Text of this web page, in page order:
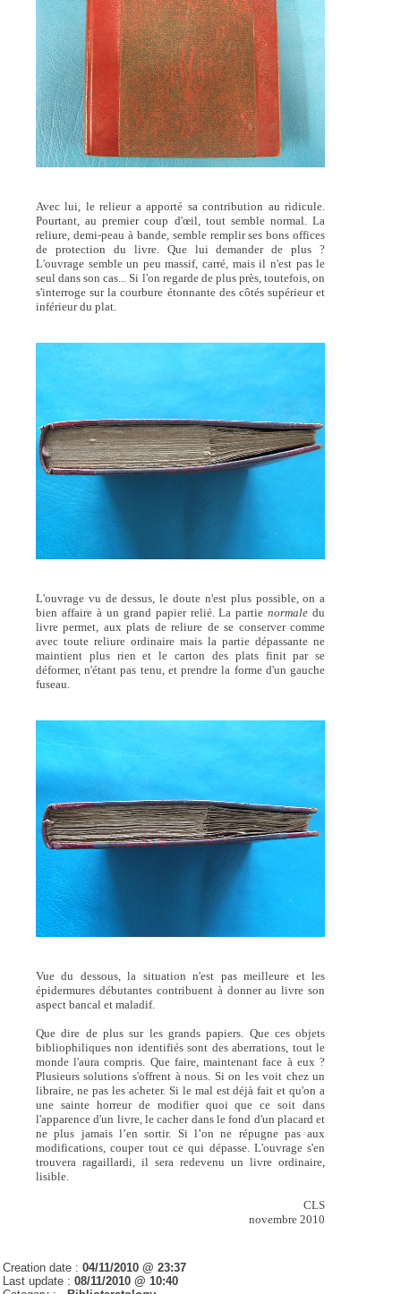
Avec lui, le relieur a apporté sa contribution au ridicule.
Pourtant, au premier coup d'œil, tout semble normal. La
reliure, demi-peau à bande, semble remplir ses bons offices
de protection du livre. Que lui demander de plus ?
L'ouvrage semble un peu massif, carré, mais il n'est pas le
seul dans son cas... Si l'on regarde de plus près, toutefois, on
s'interroge sur la courbure étonnante des côtés supérieur et
inférieur du plat.
L'ouvrage vu de dessus, le doute n'est plus possible, on a
bien affaire à un grand papier relié. La partienormale du
livre permet, aux plats de reliure de se conserver comme
avec toute reliure ordinaire mais la partie dépassante ne
maintient plus rien et le carton des plats finit par se
déformer, n'étant pas tenu, et prendre la forme d'un gauche
fuseau.
Vue du dessous, la situation n'est pas meilleure et les
épidermures débutantes contribuent à donner au livre son
aspect bancal et maladif.
Que dire de plus sur les grands papiers. Que ces objets
bibliophiliques non identifiés sont des aberrations, tout le
monde l'aura compris. Que faire, maintenant face à eux ?
Plusieurs solutions s'offrent à nous. Si on les voit chez un
libraire, ne pas les acheter. Si le mal est déjà fait et qu'on a
une sainte horreur de modifier quoi que ce soit dans
l'apparence d'un livre, le cacher dans le fond d'un placard et
ne plus jamais l’en sortir. Si l’on ne répugne pas aux
modifications, couper tout ce qui dépasse. L'ouvrage s'en
trouvera ragaillardi, il sera redevenu un livre ordinaire,
lisible.
CLS
novembre 2010
Creation date :04/11/2010 @ 23:37
Last update :08/11/2010 @ 10:40